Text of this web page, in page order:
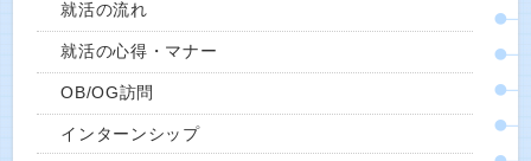
就活の流れ
就活の心得・マナー
OB/OG訪問
インターンシップ